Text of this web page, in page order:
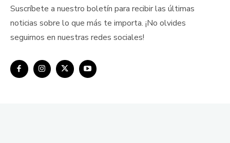
Suscríbete a nuestro boletín para recibir las últimas
noticias sobre lo que más te importa. ¡No olvides
seguirnos en nuestras redes sociales!